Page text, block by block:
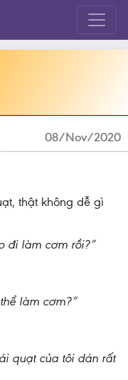
08/Nov/2020
thật không dễ gì
đi làm cơm rồi?”
làm cơm?”
quạt của tôi dán rất